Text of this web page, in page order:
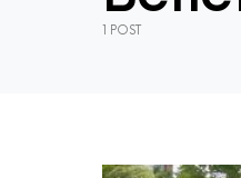
1 POST